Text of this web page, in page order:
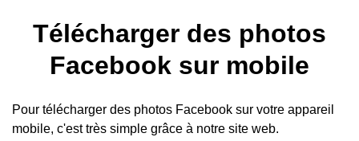
Télécharger des photos
Facebook sur mobile
Pour télécharger des photos Facebook sur votre appareil
mobile, c'est très simple grâce à notre site web.